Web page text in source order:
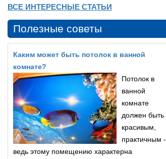
для
Aquatek
ВЕГА
790
Бумагодержатель Aquatek
AQ4008CR ВЕГА
1 790
ВСЕ ИНТЕРЕСНЫЕ СТАТЬИ
Полезные советы
Каким может быть потолок в ванной
комнате?
Потолок в
ванной
комнате
должен быть
красивым,
практичным -
ведь этому помещению характерна